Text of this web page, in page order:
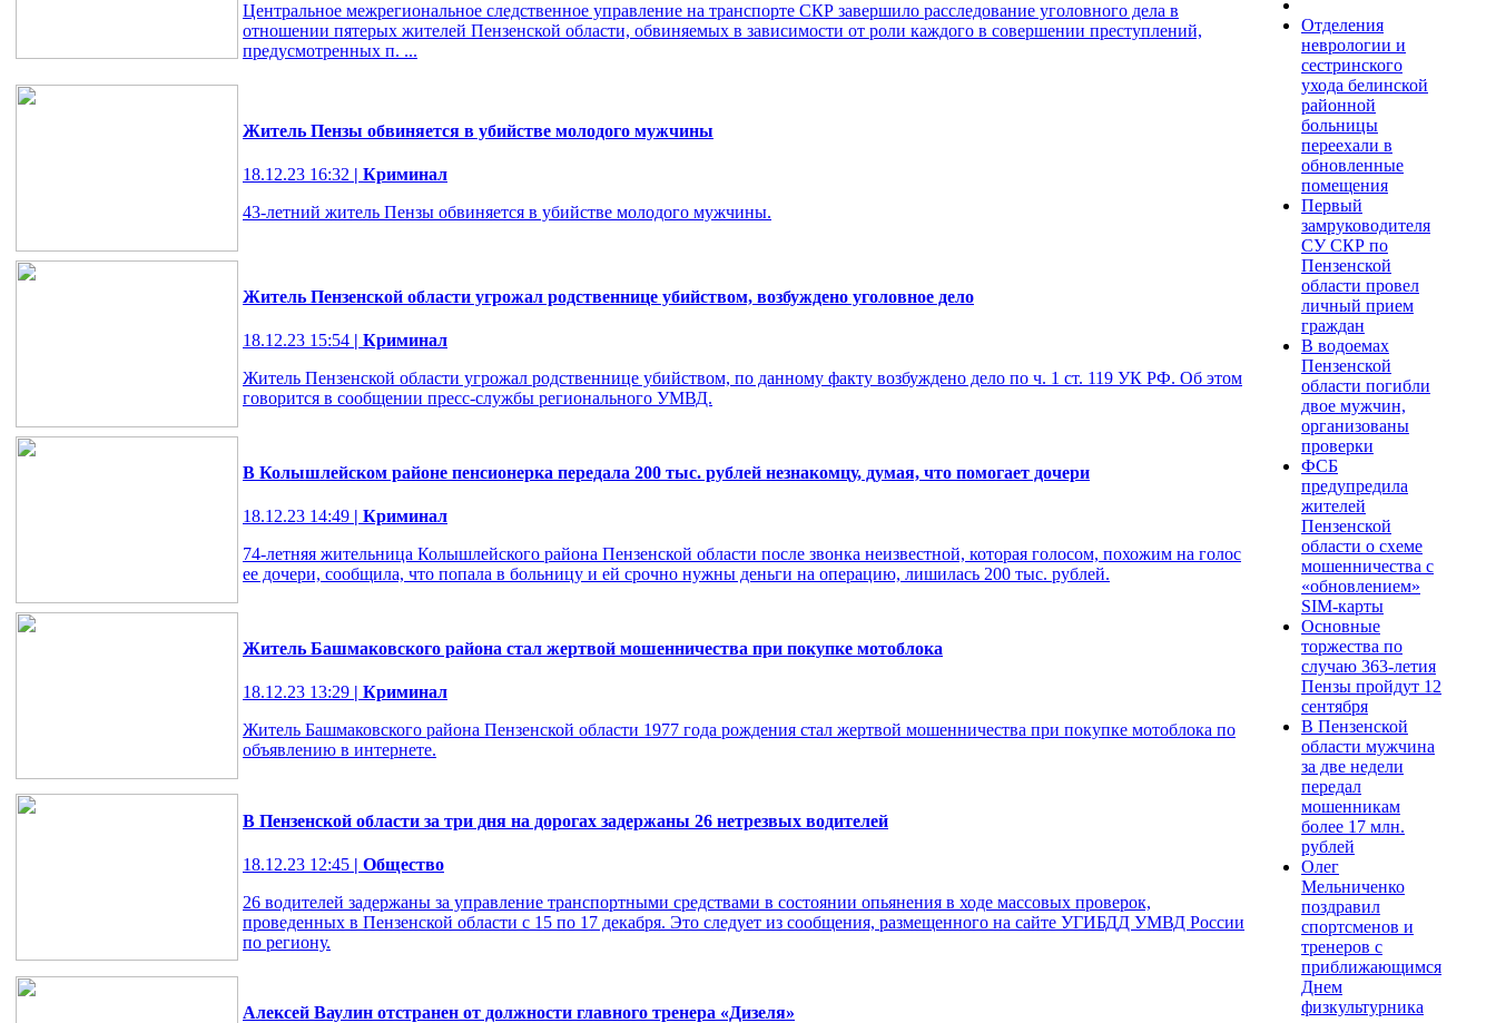
Центральное межрегиональное следственное управление на транспорте СКР завершило расследование уголовного дела в
отношении пятерых жителей Пензенской области, обвиняемых в зависимости от роли каждого в совершении преступлений,
предусмотренных п. ...
Житель Пензы обвиняется в убийстве молодого мужчины
18.12.23 16:32 | Криминал
43-летний житель Пензы обвиняется в убийстве молодого мужчины.
Житель Пензенской области угрожал родственнице убийством, возбуждено уголовное дело
18.12.23 15:54 | Криминал
Житель Пензенской области угрожал родственнице убийством, по данному факту возбуждено дело по ч. 1 ст. 119 УК РФ. Об этом
говорится в сообщении пресс-службы регионального УМВД.
В Колышлейском районе пенсионерка передала 200 тыс. рублей незнакомцу, думая, что помогает дочери
18.12.23 14:49 | Криминал
74-летняя жительница Колышлейского района Пензенской области после звонка неизвестной, которая голосом, похожим на голос
ее дочери, сообщила, что попала в больницу и ей срочно нужны деньги на операцию, лишилась 200 тыс. рублей.
Житель Башмаковского района стал жертвой мошенничества при покупке мотоблока
18.12.23 13:29 | Криминал
Житель Башмаковского района Пензенской области 1977 года рождения стал жертвой мошенничества при покупке мотоблока по
объявлению в интернете.
В Пензенской области за три дня на дорогах задержаны 26 нетрезвых водителей
18.12.23 12:45 | Общество
26 водителей задержаны за управление транспортными средствами в состоянии опьянения в ходе массовых проверок,
проведенных в Пензенской области с 15 по 17 декабря. Это следует из сообщения, размещенного на сайте УГИБДД УМВД России
по региону.
Алексей Ваулин отстранен от должности главного тренера «Дизеля»
Отделения
неврологии и
сестринского
ухода белинской
районной
больницы
переехали в
обновленные
помещения
Первый
замруководителя
СУ СКР по
Пензенской
области провел
личный прием
граждан
В водоемах
Пензенской
области погибли
двое мужчин,
организованы
проверки
ФСБ
предупредила
жителей
Пензенской
области о схеме
мошенничества c
«обновлением»
SIM-карты
Основные
торжества по
случаю 363-летия
Пензы пройдут 12
сентября
В Пензенской
области мужчина
за две недели
передал
мошенникам
более 17 млн.
рублей
Олег
Мельниченко
поздравил
спортсменов и
тренеров с
приближающимся
Днем
физкультурника